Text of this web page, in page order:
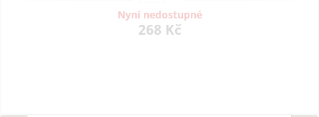
Nyní nedostupné
268 Kč